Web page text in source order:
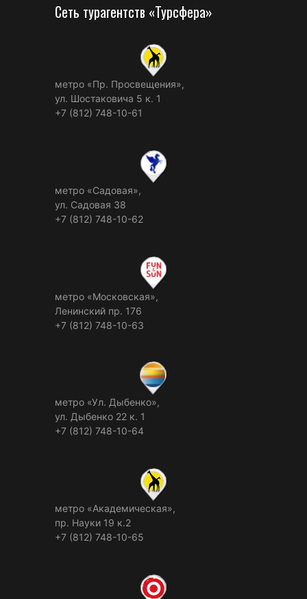
Сеть турагентств «Турсфера»
метро «Пр. Просвещения»,
ул. Шостаковича 5 к. 1
+7 (812) 748-10-61
метро «Садовая»,
ул. Садовая 38
+7 (812) 748-10-62
метро «Московская»,
Ленинский пр. 176
+7 (812) 748-10-63
метро «Ул. Дыбенко»,
ул. Дыбенко 22 к. 1
+7 (812) 748-10-64
метро «Академическая»,
пр. Науки 19 к.2
+7 (812) 748-10-65